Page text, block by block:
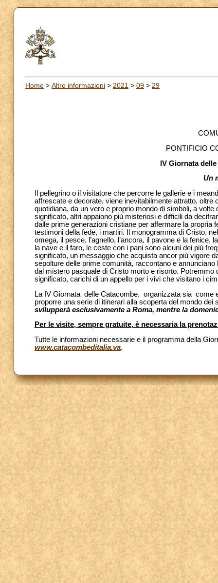
Home > Altre informazioni > 2021 > 09 > 29
PONTIFICIO
IV Giornata
Un
Il pellegrino o il visitatore che percorre le gallerie e i
affrescate e decorate, viene inevitabilmente attratto,
quotidiana, da un vero e proprio mondo di simboli, a
significato, altri appaiono più misteriosi e difficili da
dalle prime generazioni cristiane per affermare la propria
testimoni della fede, i martiri. Il monogramma di Cristo,
omega, il pesce, l’agnello, l’ancora, il pavone e la
la nave e il faro, le ceste con i pani sono alcuni dei più
significato, un messaggio che acquista ancor più vigore
sepolture delle prime comunità, raccontano e
dal mistero pasquale di Cristo morto e risorto. Potremmo
significato, carichi di un appello per i vivi che visitano i
La IV Giornata delle Catacombe, organizzata sia come
proporre una serie di itinerari alla scoperta del mondo dei
svilupperà esclusivamente a Roma, mentre la
Per le visite, sempre gratuite, è necessaria la
Tutte le informazioni necessarie e il programma della
www.catacombeditalia.va.